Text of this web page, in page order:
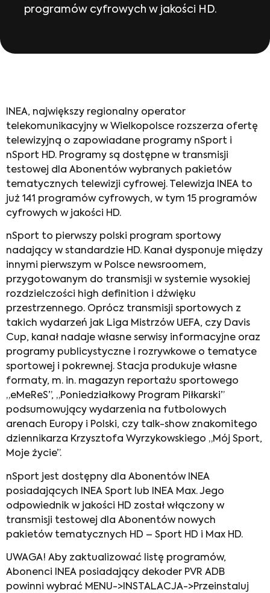
programów cyfrowych w jakości HD.
INEA, największy regionalny operator
telekomunikacyjny w Wielkopolsce rozszerza ofertę
telewizyjną o zapowiadane programy nSport i
nSport HD. Programy są dostępne w transmisji
testowej dla Abonentów wybranych pakietów
tematycznych telewizji cyfrowej. Telewizja INEA to
już 141 programów cyfrowych, w tym 15 programów
cyfrowych w jakości HD.
nSport to pierwszy polski program sportowy
nadający w standardzie HD. Kanał dysponuje między
innymi pierwszym w Polsce newsroomem,
przygotowanym do transmisji w systemie wysokiej
rozdzielczości high definition i dźwięku
przestrzennego. Oprócz transmisji sportowych z
takich wydarzeń jak Liga Mistrzów UEFA, czy Davis
Cup, kanał nadaje własne serwisy informacyjne oraz
programy publicystyczne i rozrywkowe o tematyce
sportowej i pokrewnej. Stacja produkuje własne
formaty, m. in. magazyn reportażu sportowego
„eMeReS”, „Poniedziałkowy Program Piłkarski”
podsumowujący wydarzenia na futbolowych
arenach Europy i Polski, czy talk-show znakomitego
dziennikarza Krzysztofa Wyrzykowskiego „Mój Sport,
Moje życie”.
nSport jest dostępny dla Abonentów INEA
posiadających INEA Sport lub INEA Max. Jego
odpowiednik w jakości HD został włączony w
transmisji testowej dla Abonentów nowych
pakietów tematycznych HD – Sport HD i Max HD.
UWAGA! Aby zaktualizować listę programów,
Abonenci INEA posiadający dekoder PVR ADB
powinni wybrać MENU->INSTALACJA->Przeinstaluj